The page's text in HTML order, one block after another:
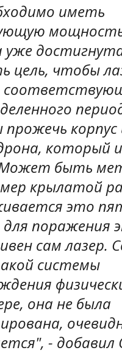
иметь
мощность
уже
цель, чтобы
который
быть
крылатой
это
для поражения
сам лазер.
системы
она не была
- добавил